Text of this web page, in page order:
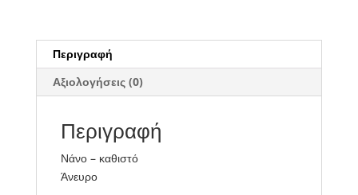
Περιγραφή
Αξιολογήσεις (0)
Περιγραφή
Νάνο – καθιστό
Άνευρο